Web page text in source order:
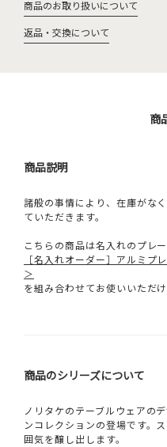
商品のお取り扱いについて
返品・交換について
商
商品説明
諸般の事情により、在庫がな
ていただきます。
こちらの商品は名入れのプレ
［名入れオーダー］アルミ
＞
を組み合わせてお使いいただけ
商品のシリーズについて
ノリタケのテーブルウェアの
ンコレクションの登場です。
囲気を醸し出します。